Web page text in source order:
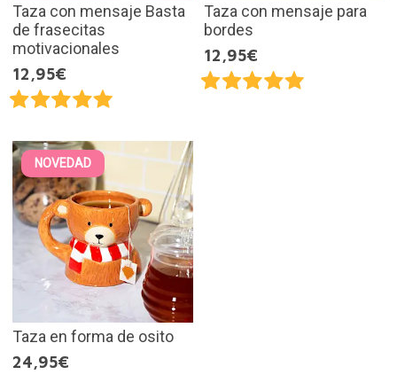
Taza con mensaje Basta
de frasecitas
motivacionales
12,95€
Taza con mensaje para
bordes
12,95€
NOVEDAD
Taza en forma de osito
24,95€